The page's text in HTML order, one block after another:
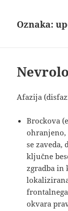
Oznaka:
Afazija
Brockova
ohranjeno,
se zaveda,
ključne
zgradba in
okvara